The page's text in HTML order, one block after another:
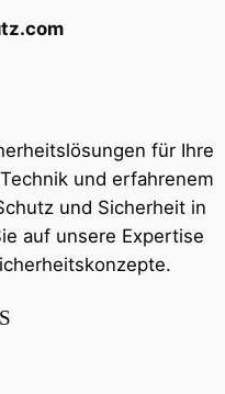
für Ihre
und erfahrenem
und Sicherheit in
auf unsere Expertise